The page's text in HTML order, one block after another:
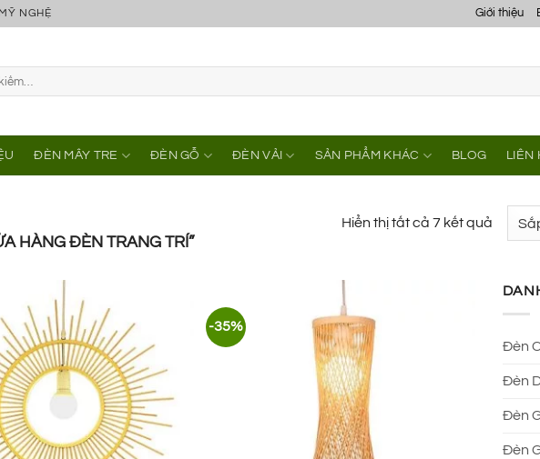
NGHỆ Giới thiệu
ĐÈN MÂY TRE ĐÈN GỖ ĐÈN VẢI SẢN PHẨM KHÁC BLOG LIÊN
HÀNG ĐÈN TRANG TRÍ”
Hiển thị tất cả 7 kết quảĐã
sắp
theo
mới
-35%
Đèn
Đèn
Đèn
Đèn